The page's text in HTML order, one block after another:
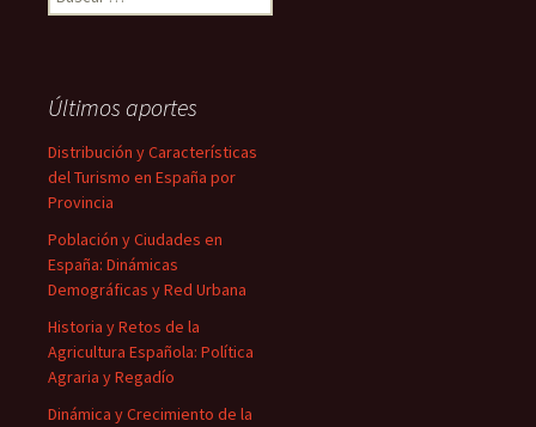
Últimos aportes
Distribución y Características
del Turismo en España por
Provincia
Población y Ciudades en
España: Dinámicas
Demográficas y Red Urbana
Historia y Retos de la
Agricultura Española: Política
Agraria y Regadío
Dinámica y Crecimiento de la